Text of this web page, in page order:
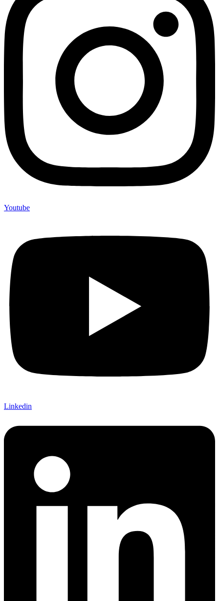
Youtube
Linkedin